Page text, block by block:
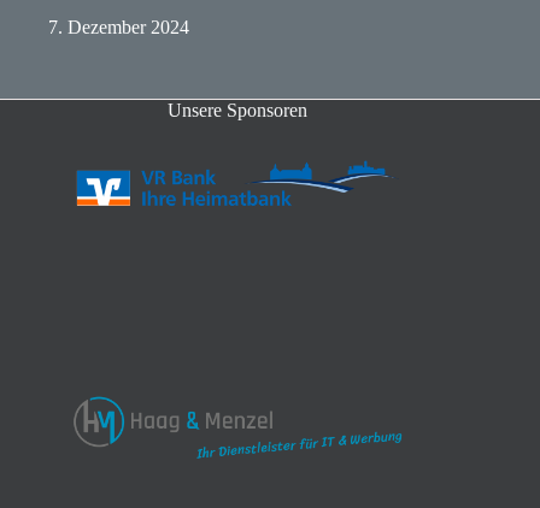
7. Dezember 2024
Unsere Sponsoren